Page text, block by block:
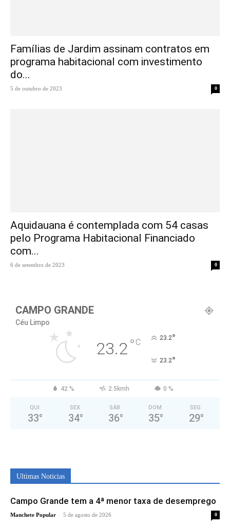
Famílias de Jardim assinam contratos em
programa habitacional com investimento
do...
5 de outubro de 2023 0
Aquidauana é contemplada com 54 casas
pelo Programa Habitacional Financiado
com...
6 de setembro de 2023 0
CAMPO GRANDE
Céu Limpo
23.2°C 23.2°
23.2°
42 % 2.5kmh 0 %
QUI
33°
SEX
34°
SÁB
36°
DOM
35°
SEG
29°
Ultimas Noticias
Campo Grande tem a 4ª menor taxa de desemprego
Manchete Popular - 5 de agosto de 2026 0